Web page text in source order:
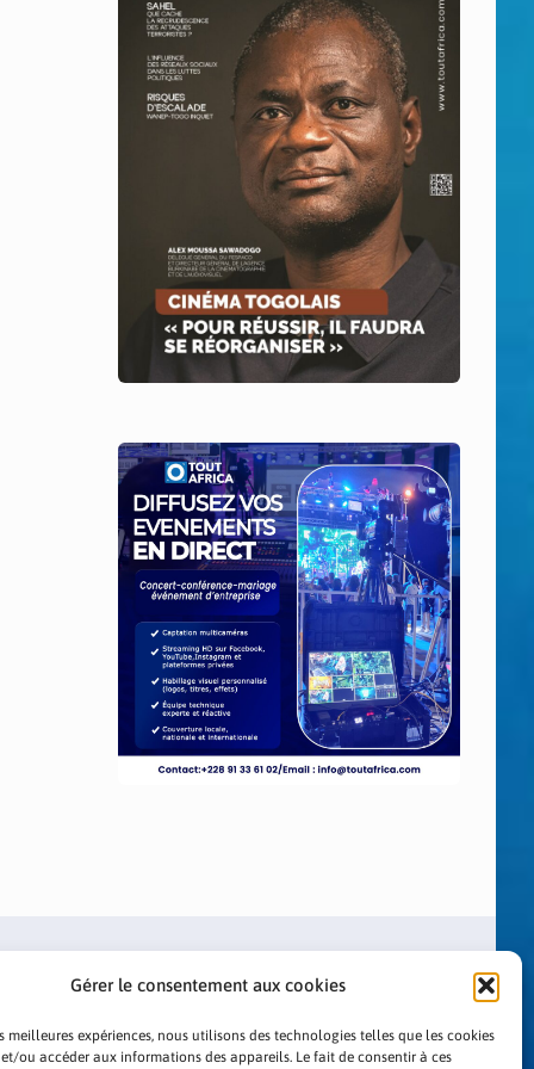
Gérer le consentement aux cookies
meilleures expériences, nous utilisons des technologies telles que les cookies
ou accéder aux informations des appareils. Le fait de consentir à ces